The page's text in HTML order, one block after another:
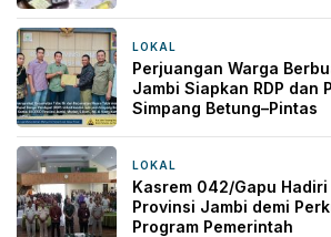
LOKAL
Perjuangan Warga
Jambi Siapkan RDP dan
Simpang Betung–Pintas
LOKAL
Kasrem 042/Gapu Hadiri
Provinsi Jambi demi
Program Pemerintah